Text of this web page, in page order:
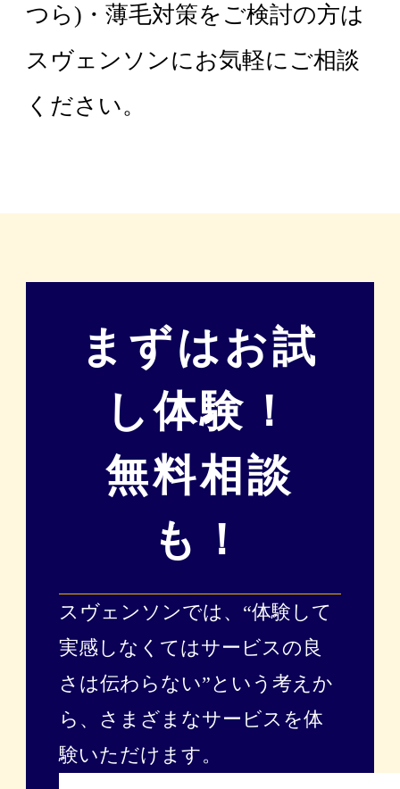
つら)・薄毛対策をご検討の方は
スヴェンソンにお気軽にご相談
ください。
まずはお試
し体験！
無料相談
も！
スヴェンソンでは、“体験して
実感しなくてはサービスの良
さは伝わらない”という考えか
ら、
さまざまなサービスを体
験いただけます。